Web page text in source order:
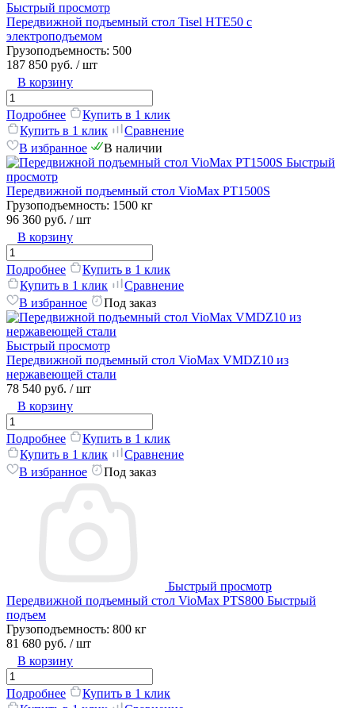
Быстрый просмотр
Передвижной подъемный стол Tisel HTE50 c
электроподъемом
Грузоподъемность: 500
187 850 руб. / шт
В корзину
Подробнее
Купить в 1 клик
Купить в 1 клик
Сравнение
В избранное
В наличии
Быстрый
просмотр
Передвижной подъемный стол VioMax PT1500S
Грузоподъемность: 1500 кг
96 360 руб. / шт
В корзину
Подробнее
Купить в 1 клик
Купить в 1 клик
Сравнение
В избранное
Под заказ
Быстрый просмотр
Передвижной подъемный стол VioMax VMDZ10 из
нержавеющей стали
78 540 руб. / шт
В корзину
Подробнее
Купить в 1 клик
Купить в 1 клик
Сравнение
В избранное
Под заказ
Быстрый просмотр
Передвижной подъемный стол VioMax PTS800 Быстрый
подъем
Грузоподъемность: 800 кг
81 680 руб. / шт
В корзину
Подробнее
Купить в 1 клик